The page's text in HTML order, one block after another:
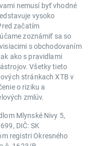
nemusí byť vhodné
vysoko
začatím
zoznámiť sa so
s obchodovaním
ako s pravidlami
Všetky tieto
stránkach XTB v
o riziku a
zmlúv.
Mlynské Nivy 5,
DIČ: SK
registri Okresného